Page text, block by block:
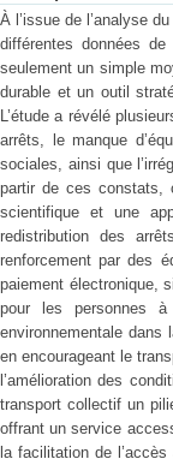
À l’issue de l’analyse
différentes données
seulement un simple
durable et un outil
L’étude a révélé
arrêts, le manque
sociales, ainsi que
partir de ces constats,
scientifique et une
redistribution des
renforcement par des
paiement électronique,
pour les personnes à
environnementale dans
en encourageant le
l’amélioration des
transport collectif un
offrant un service
la facilitation de